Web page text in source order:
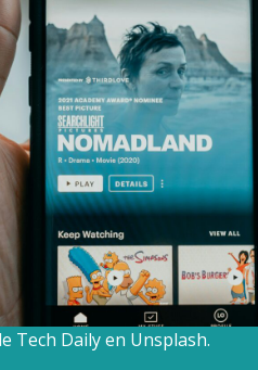
Tech Daily en Unsplash.